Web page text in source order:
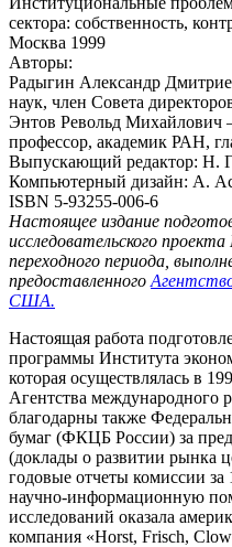
сектора: собственность,
Москва 1999
Авторы:
Радыгин Александр
наук, член Совета
Энтов Револьд Михайлович
профессор, академик РАН,
Выпускающий редактор: Н.
Компьютерный дизайн: А.
ISBN 5-93255-006-6
Настоящее издание
исследовательского
переходного периода,
предоставленного
США.
Настоящая работа
программы Института
которая осуществлялась в
Агентства
благодарны также
бумаг (ФКЦБ России) за
(доклады о развитии рынка
годовые отчеты комиссии за
научно-информационную
исследований оказала
компания «Horst, Frisch,